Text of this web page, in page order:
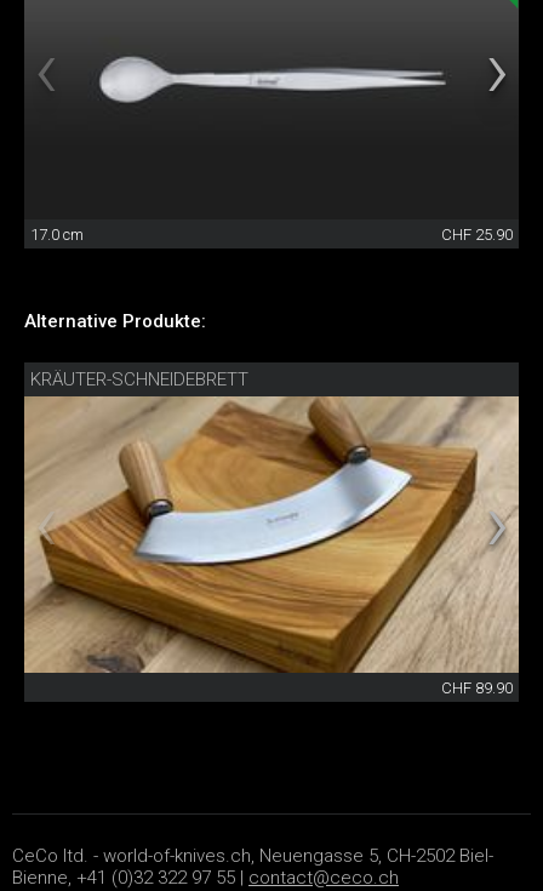
17.0 cm CHF 25.90
Alternative Produkte:
KRÄUTER-SCHNEIDEBRETT
CHF 89.90
CeCo ltd. - world-of-knives.ch, Neuengasse 5, CH-2502 Biel-
Bienne, +41 (0)32 322 97 55 | contact@ceco.ch